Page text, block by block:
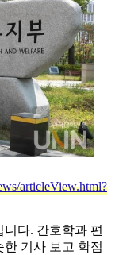
articleView.html?
다. 간호학과 편
기사 보고 학점